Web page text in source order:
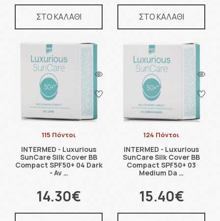
ΣΤΟ ΚΑΛΑΘΙ ΣΤΟ ΚΑΛΑΘΙ
115 Πόντοι
INTERMED - Luxurious
SunCare Silk Cover BB
Compact SPF50+ 04 Dark
- Αν …
14.30€
124 Πόντοι
INTERMED - Luxurious
SunCare Silk Cover BB
Compact SPF50+ 03
Medium Da …
15.40€